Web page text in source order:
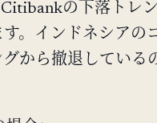
の下落トレ
。インドネシアの
から撤退している